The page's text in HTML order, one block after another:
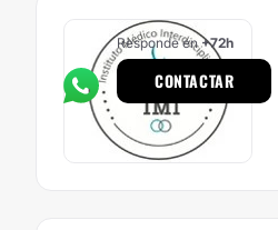
Responde en+72h
CONTACTAR